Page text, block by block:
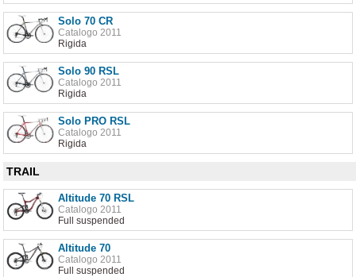
Solo 70 CR
Catalogo 2011
Rigida
Solo 90 RSL
Catalogo 2011
Rigida
Solo PRO RSL
Catalogo 2011
Rigida
TRAIL
Altitude 70 RSL
Catalogo 2011
Full suspended
Altitude 70
Catalogo 2011
Full suspended